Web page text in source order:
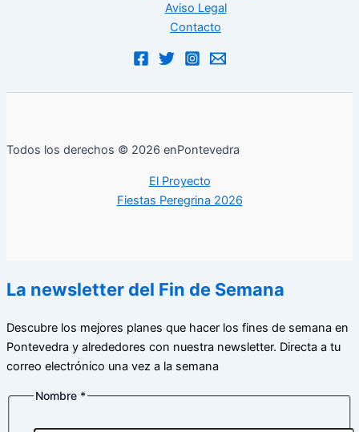
Aviso Legal
Contacto
Todos los derechos © 2026 enPontevedra
El Proyecto
Fiestas Peregrina 2026
La newsletter del Fin de Semana
Descubre los mejores planes que hacer los fines de semana en
Pontevedra y alrededores con nuestra newsletter. Directa a tu
correo electrónico una vez a la semana
Nombre *